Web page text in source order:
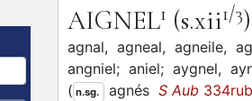
AIGNEL1 (s.xii1/3)
agnal, agneal, agneile,
angniel; aniel; aygnel,
( n.sg. agnés S Aub